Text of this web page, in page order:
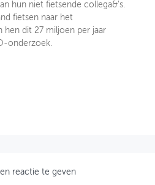
hun niet fietsende collega&'s.
fietsen naar het
hen dit 27 miljoen per jaar
onderzoek.
reactie te geven